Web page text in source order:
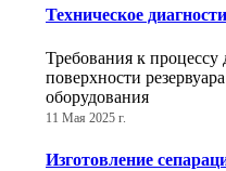
Техническое
Требования к процессу
поверхности
оборудования
11 Мая 2025 г.
Изготовление